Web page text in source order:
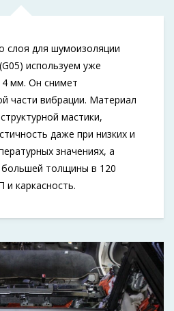
слоя для шумоизоляции
используем уже
4 мм. Он снимет
части вибрации. Материал
мастики,
даже при низких и
значениях, а
толщины в 120
каркасность.